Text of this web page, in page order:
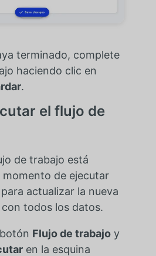
terminado, complete
haciendo clic en
.
el flujo de
de trabajo está
momento de ejecutar
actualizar la nueva
todos los datos.
Flujo de trabajoy
en la esquina